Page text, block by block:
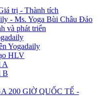
trị - Thành tích
- Ms. Yoga Bùi Châu Đảo
và phát triển
Yogadaily
HLV
A
B
200 GIỜ QUỐC TẾ -